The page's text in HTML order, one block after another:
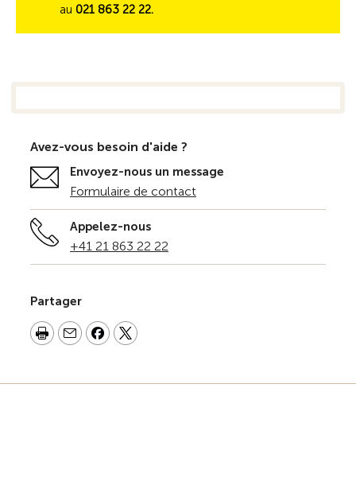
au 021 863 22 22.
Avez-vous besoin d'aide ?
Envoyez-nous un message
Formulaire de contact
Appelez-nous
+41 21 863 22 22
Partager